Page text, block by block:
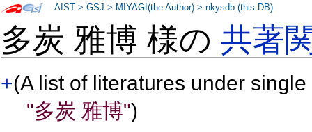
多炭 雅博 様の共著
+(A list of literatures under
"多炭 雅博")
AIST >GSJ > MIYAGI(the Author) >nkysdb (this DB)